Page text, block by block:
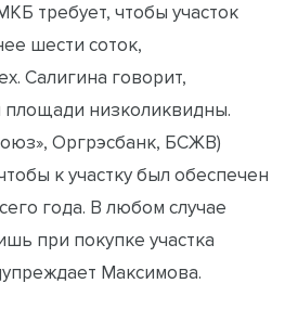
требует, чтобы участок
шести соток,
Салигина говорит,
площади низколиквидны.
Оргрэсбанк, БСЖВ)
к участку был обеспечен
года. В любом случае
при покупке участка
Максимова.